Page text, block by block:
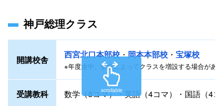
神戸総理クラス
開講校舎 西宮北口本部校 岡本本部校 宝塚校
※年度途中、状況によってクラスを増設する場合があ
受講教科 数学（8コマ）・英語（4コマ）・国語（4
scrollable